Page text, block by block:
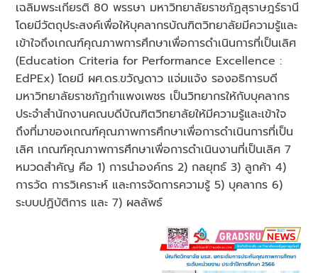
เฉลิมพระเกียรติ 80 พรรษา มหาวิทยาลัยราชภัฏสุราษฎร์ธานี
โดยมีวัตถุประสงค์เพื่อให้บุคลากรบัณฑิตวิทยาลัยมีความรู้และ
เข้าใจถึงเกณฑ์คุณภาพการศึกษาเพื่อการดำเนินการที่เป็นเลิศ
(Education Criteria for Performance Excellence :
EdPEx) โดยมี ผศ.ดร.ขวัญดาว แจ่มแจ้ง รองอธิการบดี
มหาวิทยาลัยราชภัฏกำแพงเพชร เป็นวิทยากรให้กับบุคลากร
ประจำสำนักงานคณบดีบัณฑิตวิทยาลัยให้มีความรู้และเข้าใจ
ถึงที่มาของเกณฑ์คุณภาพการศึกษาเพื่อการดำเนินการที่เป็น
เลิศ เกณฑ์คุณภาพการศึกษาเพื่อการดำเนินงานที่เป็นเลิศ 7
หมวดสำคัญ คือ 1) การนำองค์กร 2) กลยุทธ์ 3) ลูกค้า 4)
การวัด การวิเคราะห์ และการจัดการความรู้ 5) บุคลากร 6)
ระบบปฏิบัติการ และ 7) ผลลัพธ์